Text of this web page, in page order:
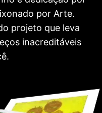
por Arte.
projeto que leva
inacreditáveis